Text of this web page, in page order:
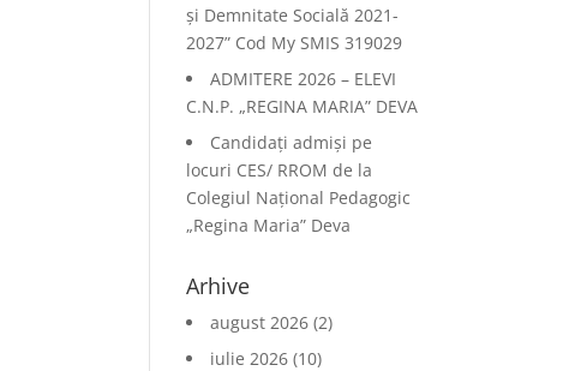
și Demnitate Socială 2021-
2027” Cod My SMIS 319029
ADMITERE 2026 – ELEVI
C.N.P. „REGINA MARIA” DEVA
Candidați admiși pe
locuri CES/ RROM de la
Colegiul Național Pedagogic
„Regina Maria” Deva
Arhive
august 2026 (2)
iulie 2026 (10)